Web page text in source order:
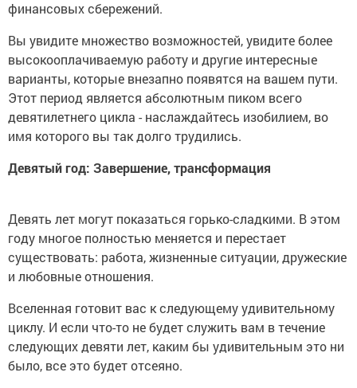
финансовых сбережений.
Вы увидите множество возможностей, увидите более
высокооплачиваемую работу и другие интересные
варианты, которые внезапно появятся на вашем пути.
Этот период является абсолютным пиком всего
девятилетнего цикла - наслаждайтесь изобилием, во
имя которого вы так долго трудились.
Девятый год: Завершение, трансформация
Девять лет могут показаться горько-сладкими. В этом
году многое полностью меняется и перестает
существовать: работа, жизненные ситуации, дружеские
и любовные отношения.
Вселенная готовит вас к следующему удивительному
циклу. И если что-то не будет служить вам в течение
следующих девяти лет, каким бы удивительным это ни
было, все это будет отсеяно.